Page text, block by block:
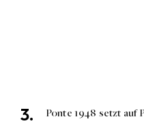
Ponte 1948 setzt auf